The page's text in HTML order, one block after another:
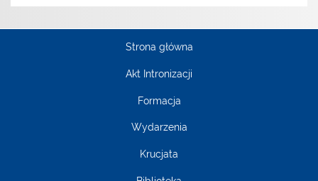
Strona główna
Akt Intronizacji
Formacja
Wydarzenia
Krucjata